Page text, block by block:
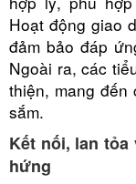
Hoạt động giao
đảm bảo đáp
Ngoài ra, các
thiện, mang đến
sắm.
Kết nối, lan
hứng